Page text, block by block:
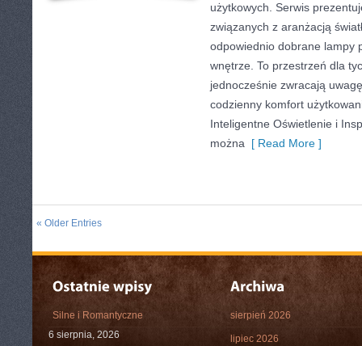
użytkowych. Serwis
związanych z aranżacją
odpowiednio dobrane lampy
wnętrze. To przestrzeń dla
jednocześnie zwracają
codzienny komfort
Inteligentne Oświetlenie i
można [ Read More ]
« Older Entries
Silne i Romantyczne
6 sierpnia, 2026
sierpień 2026
lipiec 2026